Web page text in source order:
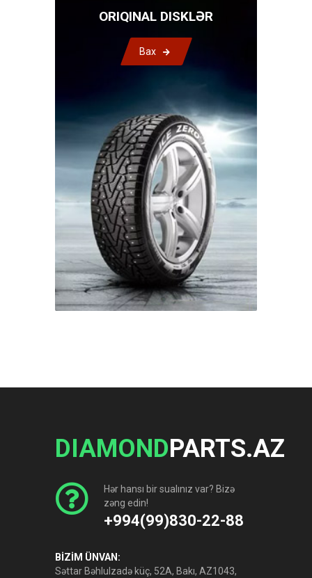
ORIQINAL DISKLƏR
Bax
DIAMONDPARTS.AZ
Hər hansı bir sualınız var? Bizə
zəng edin!
+994(99)830-22-88
BİZİM ÜNVAN:
Səttar Bəhlulzadə küç, 52A, Bakı, AZ1043,